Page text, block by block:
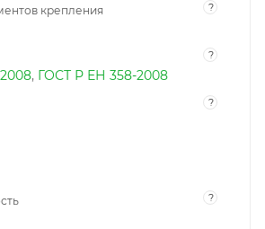
крепления ?
?
, ГОСТ Р ЕН 358-2008
?
?